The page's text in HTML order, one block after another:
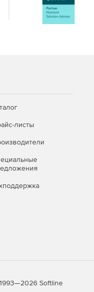
между Skype for
к
единого входа в
пользователям
листы
Softline